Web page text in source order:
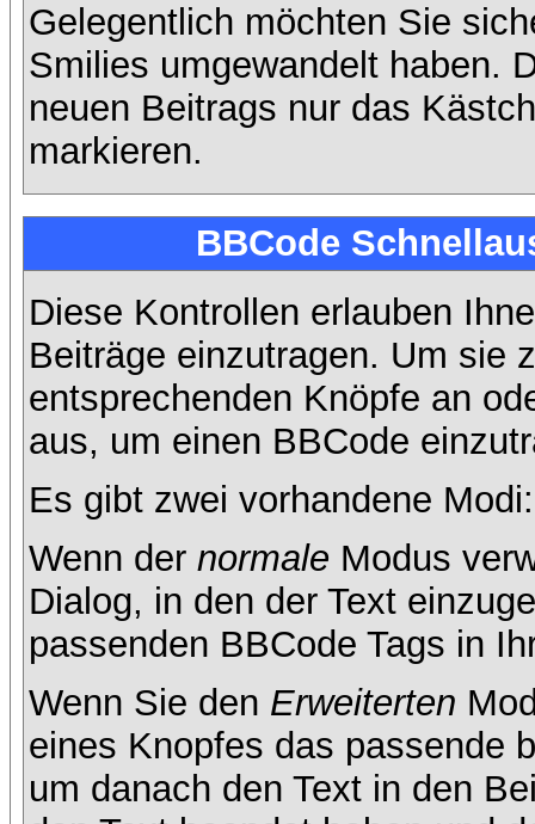
Gelegentlich möchten Sie
Smilies umgewandelt haben.
neuen Beitrags nur das
markieren.
BBCode
Diese Kontrollen erlauben
Beiträge einzutragen. Um sie
entsprechenden Knöpfe an
aus, um einen BBCode
Es gibt zwei vorhandene
Wenn der normale Modus
Dialog, in den der Text
passenden BBCode Tags in
Wenn Sie den Erweiterten
eines Knopfes das passende
um danach den Text in den